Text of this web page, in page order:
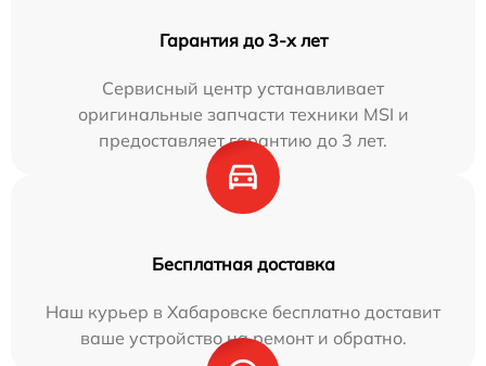
Гарантия до 3-х лет
Сервисный центр устанавливает
оригинальные запчасти техники MSI и
предоставляет гарантию до 3 лет.
Бесплатная доставка
Наш курьер в Хабаровске бесплатно доставит
ваше устройство на ремонт и обратно.